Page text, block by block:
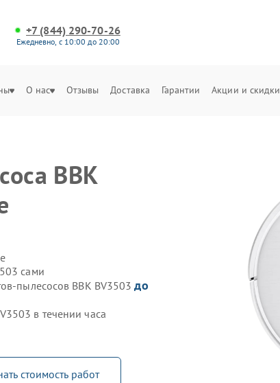
+7 (844) 290-70-26
Ежедневно, с 10:00 до 20:00
О нас Отзывы Доставка Гарантии Акции и скидки
BBK
сами
пылесосов BBK BV3503до
в течении часа
стоимость работ